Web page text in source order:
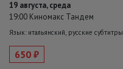
19 августа, среда
19:00 Киномакс Тандем
Язык: итальянский, русские субтитры
650 ₽